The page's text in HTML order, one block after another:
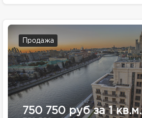
Продажа
750 750 руб за 1 кв.м.